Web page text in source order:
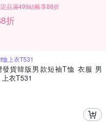
品滿499結帳享88折
折
上衣T531
發貨韓版男款短袖T恤 衣服 男
衣T531